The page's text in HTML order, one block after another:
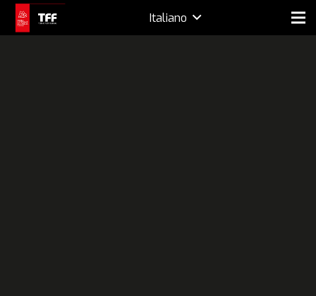
Italiano